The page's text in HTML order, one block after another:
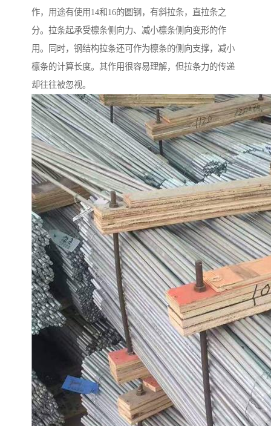
作，用途有使用14和16的圆钢，有斜拉条，直拉条之
分。拉条起承受檩条侧向力、减小檩条侧向变形的作
用。同时，钢结构拉条还可作为檩条的侧向支撑，减小
檩条的计算长度。其作用很容易理解，但拉条力的传递
却往往被忽视。